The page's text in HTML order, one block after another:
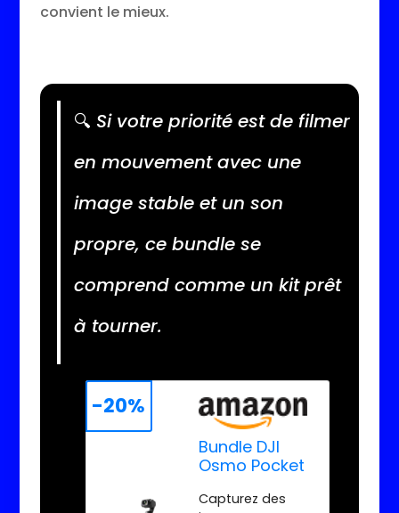
convient le mieux.
🔍 Si votre priorité est de filmer
en mouvement avec une
image stable et un son
propre, ce bundle se
comprend comme un kit prêt
à tourner.
Bundle DJI
Osmo Pocket
Vlogging
Capturez des
-20%